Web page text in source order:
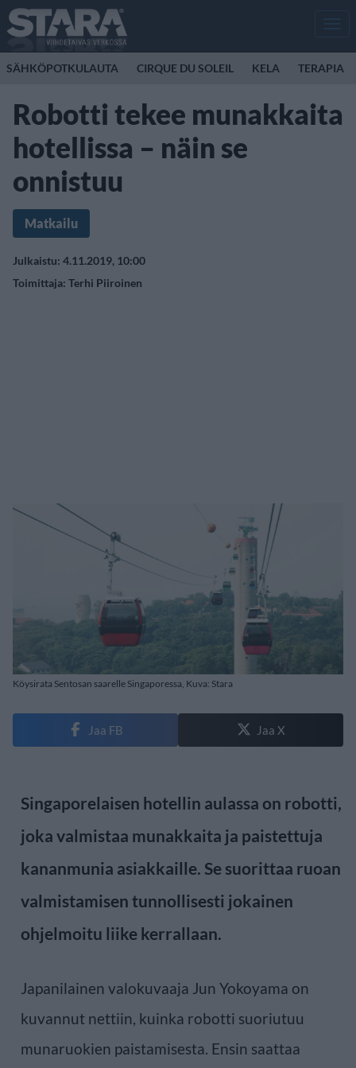
SÄHKÖPOTKULAUTA CIRQUE DU SOLEIL KELA TERAPIA
Robotti tekee munakkaita
hotellissa – näin se
onnistuu
Matkailu
Julkaistu: 4.11.2019, 10:00
Toimittaja: Terhi Piiroinen
Köysirata Sentosan saarelle Singaporessa, Kuva: Stara
Jaa FB Jaa X
Singaporelaisen hotellin aulassa on robotti,
joka valmistaa munakkaita ja paistettuja
kananmunia asiakkaille. Se suorittaa ruoan
valmistamisen tunnollisesti jokainen
ohjelmoitu liike kerrallaan.
Japanilainen valokuvaaja Jun Yokoyama on
kuvannut nettiin, kuinka robotti suoriutuu
munaruokien paistamisesta. Ensin saattaa